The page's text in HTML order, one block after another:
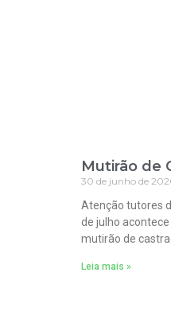
Mutirão de
30 de junho de
Atenção tutores
de julho
mutirão de
Leia mais »